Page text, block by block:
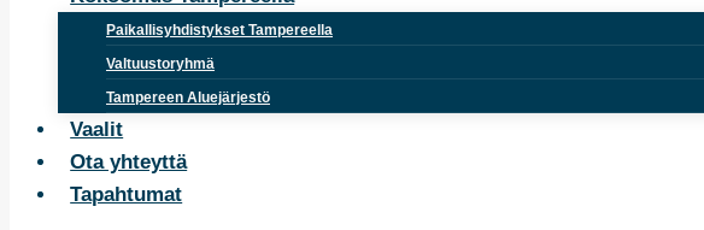
Paikallisyhdistykset Tampereella
Valtuustoryhmä
Tampereen Aluejärjestö
Vaalit
Ota yhteyttä
Tapahtumat